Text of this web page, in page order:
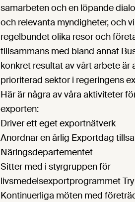
samarbeten och en löpande
och relevanta myndigheter, och
regelbundet olika resor och
tillsammans med bland annat
konkret resultat av vårt arbete är
prioriterad sektor i regeringens
Här är några av våra aktiviteter
exporten:
Driver ett eget exportnätverk
Anordnar en årlig Exportdag
Näringsdepartementet
Sitter med i styrgruppen för
livsmedelsexportprogrammet
Kontinuerliga möten med